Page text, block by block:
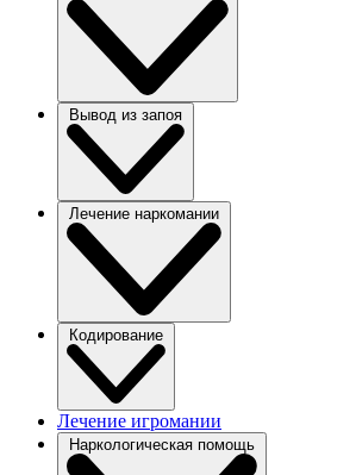
Вывод из запоя
Лечение наркомании
Кодирование
Лечение игромании
Наркологическая помощь